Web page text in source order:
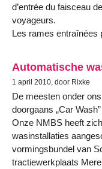
d’entrée du faisceau
voyageurs.
Les rames
Automatische
1 april 2010, door Rixke
De meesten onder
doorgaans „Car
Onze NMBS heeft
wasinstallaties
vormingsbundel van
tractiewerkplaats